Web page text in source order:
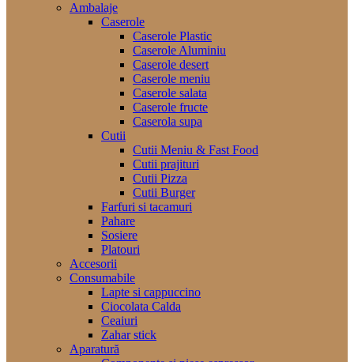
Ambalaje
Caserole
Caserole Plastic
Caserole Aluminiu
Caserole desert
Caserole meniu
Caserole salata
Caserole fructe
Caserola supa
Cutii
Cutii Meniu & Fast Food
Cutii prajituri
Cutii Pizza
Cutii Burger
Farfuri si tacamuri
Pahare
Sosiere
Platouri
Accesorii
Consumabile
Lapte si cappuccino
Ciocolata Calda
Ceaiuri
Zahar stick
Aparatură